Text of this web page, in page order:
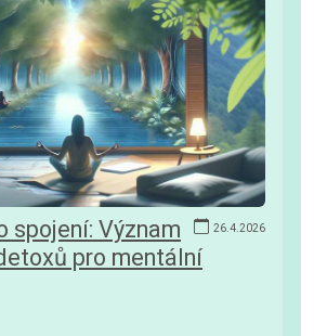
26.4.2026
spojení: Význam
pro mentální